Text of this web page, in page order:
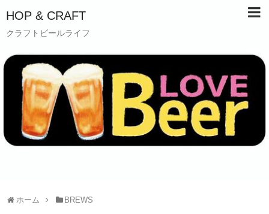
HOP & CRAFT
クラフトビールライフ
ホーム BREWS